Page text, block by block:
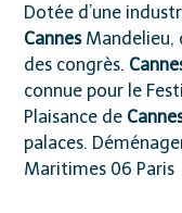
Dotée d’une
CannesMandelieu,
des congrès.
connue pour le
Plaisance de
palaces.
Maritimes 06 Paris